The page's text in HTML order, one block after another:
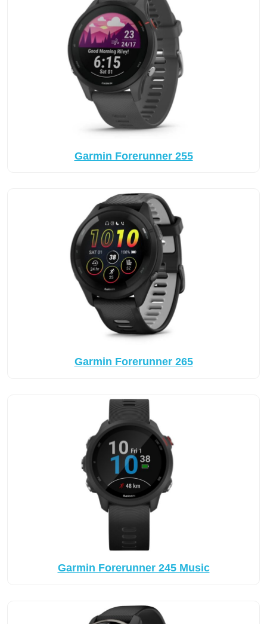
Garmin Forerunner 255
Garmin Forerunner 265
Garmin Forerunner 245 Music